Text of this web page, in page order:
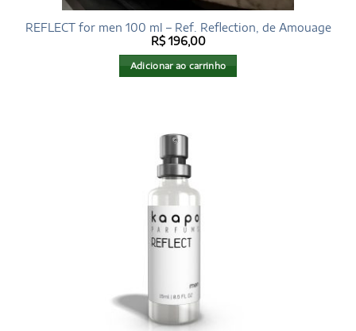
REFLECT for men 100 ml – Ref. Reflection, de Amouage
R$196,00
Adicionar ao carrinho